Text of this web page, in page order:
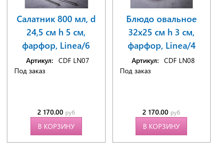
Салатник 800 мл, d
24,5 см h 5 см,
фарфор, Linea/6
Артикул: CDF LN07
Под заказ
2 170.00 руб
В КОРЗИНУ
Блюдо овальное
32x25 см h 3 см,
фарфор, Linea/4
Артикул: CDF LN08
Под заказ
2 170.00 руб
В КОРЗИНУ